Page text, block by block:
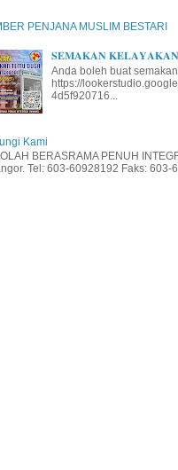
PENJANA MUSLIM BESTARI
𝐒𝐄𝐌𝐀𝐊𝐀𝐍 𝐊𝐄𝐋𝐀𝐘𝐀𝐊𝐀𝐍
Anda boleh buat
https://
4d5f920716...
Kami
BERASRAMA PENUH
Tel: 603-60928192 Faks: 603-